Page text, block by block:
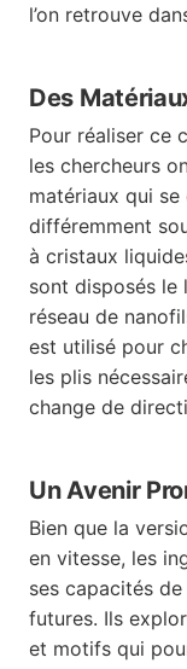
l’on retrouve
Des
Pour réaliser ce
les chercheurs
matériaux qui
différemment
à cristaux
sont disposés le
réseau de
est utilisé pour
les plis
change de
Un Avenir
Bien que la
en vitesse, les
ses capacités
futures. Ils
et motifs qui